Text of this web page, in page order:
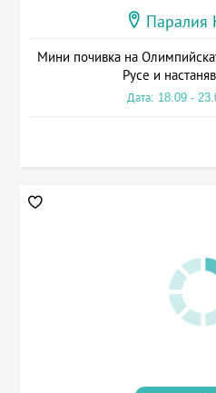
Паралия
Мини почивка на
Русе и
Дата: 18.09 -